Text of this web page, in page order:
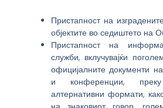
Пристапност на
објектите во седиштето на
Пристапност на
служби, вклучувајќи
официјалните документи
и конференции,
алтернативни формати,